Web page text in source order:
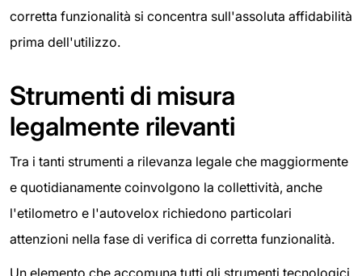
corretta funzionalità si concentra sull'assoluta affidabilità
prima dell'utilizzo.
Strumenti di misura
legalmente rilevanti
Tra i tanti strumenti a rilevanza legale che maggiormente
e quotidianamente coinvolgono la collettività, anche
l'etilometro e l'autovelox richiedono particolari
attenzioni nella fase di verifica di corretta funzionalità.